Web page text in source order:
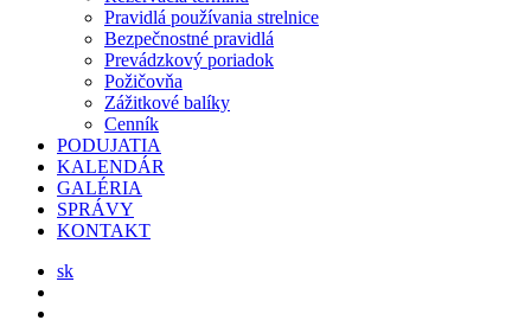
Pravidlá používania strelnice
Bezpečnostné pravidlá
Prevádzkový poriadok
Požičovňa
Zážitkové balíky
Cenník
PODUJATIA
KALENDÁR
GALÉRIA
SPRÁVY
KONTAKT
sk